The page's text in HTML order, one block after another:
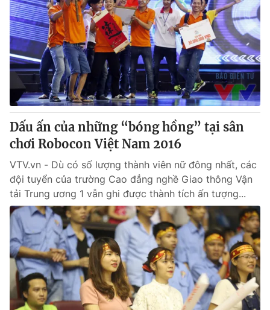
Thế giới
Tin tức
Thế giới đó đây
Câu chuyện quốc tế
Kinh tế
Tài chính
Thị trường
Góc doanh nghiệp
Dữ liệu và đời sống
Truyền hình
Hậu trường
Nhân vật
Khán giả
Giải sao mai
Giải trí
Điện ảnh
Âm nhạc
Sao
Đời sống
Du lịch
Làm đẹp
Chất lượng cuộc sống
Giáo dục
Tuyển sinh
Học trực tuyến
Công nghệ
Hitech Công nghệ tương lai
Giao lưu trực tuyến
Dấu ấn của những “bóng hồng” tại sân
chơi Robocon Việt Nam 2016
VTV.vn - Dù có số lượng thành viên nữ đông nhất, các
đội tuyển của trường Cao đẳng nghề Giao thông Vận
tải Trung ương 1 vẫn ghi được thành tích ấn tượng...